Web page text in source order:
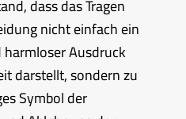
dass das Tragen
nicht einfach ein
Ausdruck
darstellt, sondern zu
Symbol der